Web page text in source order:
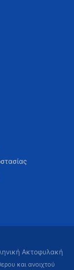
Ακτοφυλακή
και ανοιχτού